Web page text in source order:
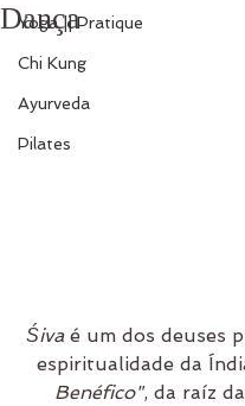
Yoga || Pratique
Chi Kung
Ayurveda
Pilates
Dança
Śiva é um dos deuses
espiritualidade da
Benéfico", da raíz